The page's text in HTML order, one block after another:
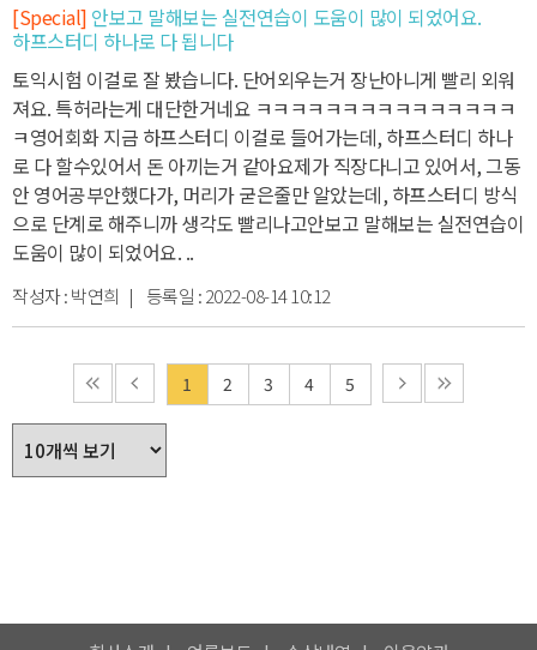
[Special] 안보고 말해보는 실전연습이 도움이 많이 되었어요.
하프스터디 하나로 다 됩니다
토익시험 이걸로 잘 봤습니다. 단어외우는거 장난아니게 빨리 외워
져요. 특허라는게 대단한거네요 ㅋㅋㅋㅋㅋㅋㅋㅋㅋㅋㅋㅋㅋㅋㅋ
ㅋ영어회화 지금 하프스터디 이걸로 들어가는데, 하프스터디 하나
로 다 할수있어서 돈 아끼는거 같아요제가 직장다니고 있어서, 그동
안 영어공부안했다가, 머리가 굳은줄만 알았는데, 하프스터디 방식
으로 단계로 해주니까 생각도 빨리나고안보고 말해보는 실전연습이
도움이 많이 되었어요. ..
작성자 :박연희 | 등록일 :2022-08-14 10:12
1 2 3 4 5